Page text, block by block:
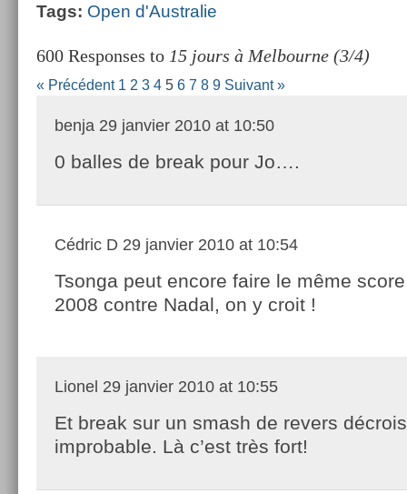
Tags: Open d'Australie
600 Responses to 15 jours à Melbourne (3/4)
« Précédent 1 2 3 4 5 6 7 8 9 Suivant »
benja 29 janvier 2010 at 10:50
0 balles de break pour Jo….
Cédric D 29 janvier 2010 at 10:54
Tsonga peut encore faire le même score
2008 contre Nadal, on y croit !
Lionel 29 janvier 2010 at 10:55
Et break sur un smash de revers
improbable. Là c’est très fort!